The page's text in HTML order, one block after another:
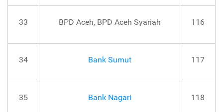
33 BPD Aceh, BPD Aceh Syariah 116
34 Bank Sumut 117
35 Bank Nagari 118